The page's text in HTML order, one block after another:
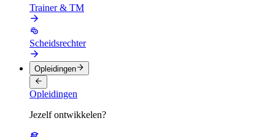
Trainer & TM
Scheidsrechter
Opleidingen
Opleidingen
Jezelf ontwikkelen?